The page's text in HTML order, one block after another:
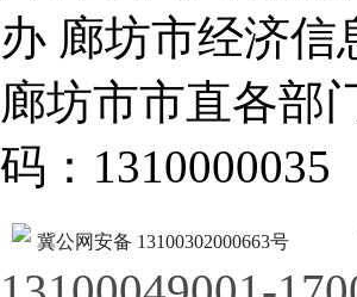
办 廊坊市经济信
廊坊市市直各
码：1310000035
冀公网安备 13100302000663号